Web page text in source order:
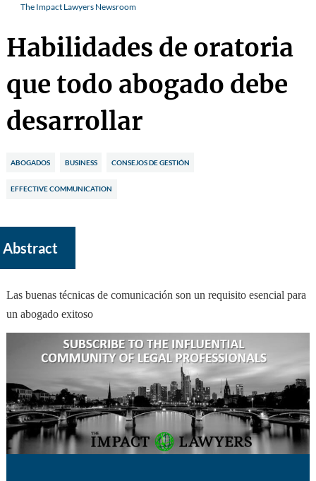
The Impact Lawyers Newsroom
Habilidades de oratoria
que todo abogado debe
desarrollar
ABOGADOS BUSINESS CONSEJOS DE GESTIÓN
EFFECTIVE COMMUNICATION
Abstract
Las buenas técnicas de comunicación son un requisito esencial para
un abogado exitoso